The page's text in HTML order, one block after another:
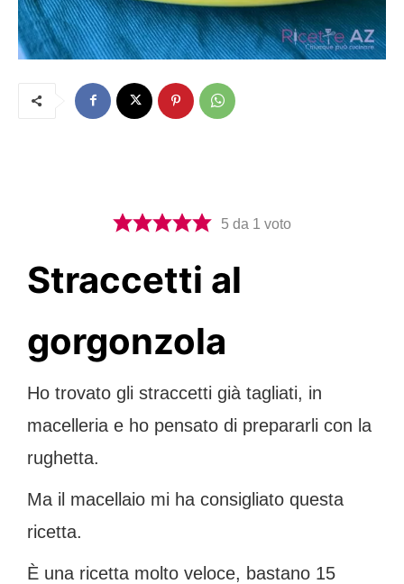
5 da 1 voto
Straccetti al
gorgonzola
Ho trovato gli straccetti già tagliati, in
macelleria e ho pensato di prepararli con la
rughetta.
Ma il macellaio mi ha consigliato questa
ricetta.
È una ricetta molto veloce, bastano 15